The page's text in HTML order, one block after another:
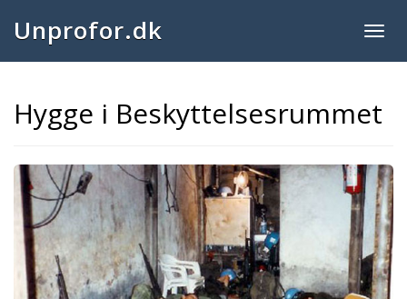
Unprofor.dk
Hygge i Beskyttelsesrummet
Previous Next